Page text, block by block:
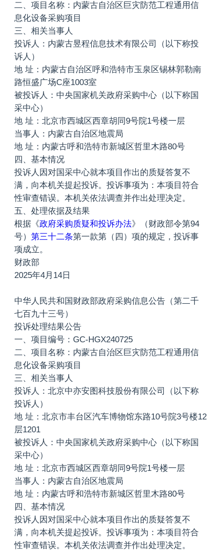
二、项目名称：内蒙古自治区巨灾防范工程通用信
息化设备采购项目
三、相关当事人
投诉人：内蒙古昱程信息技术有限公司（以下称投
诉人）
地 址：内蒙古自治区呼和浩特市玉泉区锡林郭勒南
路恒盛广场C座1003室
被投诉人：中央国家机关政府采购中心（以下称国
采中心）
地 址：北京市西城区西章胡同9号院1号楼一层
当事人：内蒙古自治区地震局
地 址：内蒙古呼和浩特市新城区哲里木路80号
四、基本情况
投诉人因对国采中心就本项目作出的质疑答复不
满，向本机关提起投诉。投诉事项为：本项目符合
性审查错误。本机关依法调查并作出处理决定。
五、处理依据及结果
根据《政府采购质疑和投诉办法》（财政部令第94
号） 第三十二条第一款第（四）项的规定，投诉事
项成立。
财政部
2025年4月14日
中华人民共和国财政部政府采购信息公告（第二千
七百九十三号）
投诉处理结果公告
一、项目编号：GC-HGX240725
二、项目名称：内蒙古自治区巨灾防范工程通用信
息化设备采购项目
三、相关当事人
投诉人：北京中亦安图科技股份有限公司（以下称
投诉人）
地 址：北京市丰台区汽车博物馆东路10号院3号楼12
层1201
被投诉人：中央国家机关政府采购中心（以下称国
采中心）
地 址：北京市西城区西章胡同9号院1号楼一层
当事人：内蒙古自治区地震局
地 址：内蒙古呼和浩特市新城区哲里木路80号
四、基本情况
投诉人因对国采中心就本项目作出的质疑答复不
满，向本机关提起投诉。投诉事项为：本项目符合
性审查错误。本机关依法调查并作出处理决定。